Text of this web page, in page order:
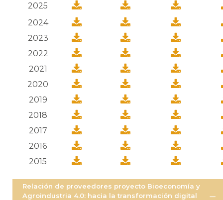
2025
2024
2023
2022
2021
2020
2019
2018
2017
2016
2015
Relación de proveedores proyecto Bioeconomía y
Agroindustria 4.0: hacia la transformación digital